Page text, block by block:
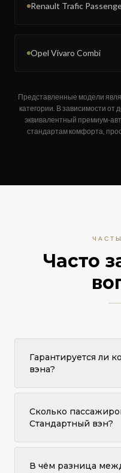
Renault Trafic
Opel Vivaro Combi
Представленные модели
категории. В зависимости от
эквивалентный премиум-
стандартам комфорта,
Часто
Гарантируется ли
вэна?
Конкретная модель не
Vito Tourer
автомобиль.
от города и
Сколько
Стандартный вэн?
До 7 пассажиров
В чём разница